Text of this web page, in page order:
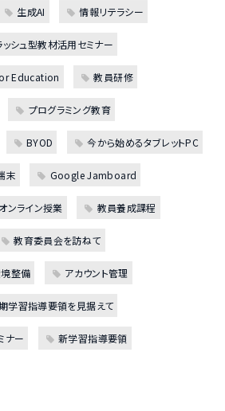
生成AI 情報リテラシー
ッシュ型教材活用セミナー
Education 教員研修
プログラミング教育
BYOD 今から始めるタブレットPC
末 Google Jamboard
オンライン授業 教員養成課程
教育委員会を訪ねて
整備 アカウント管理
学習指導要領を見据えて
ナー 新学習指導要領